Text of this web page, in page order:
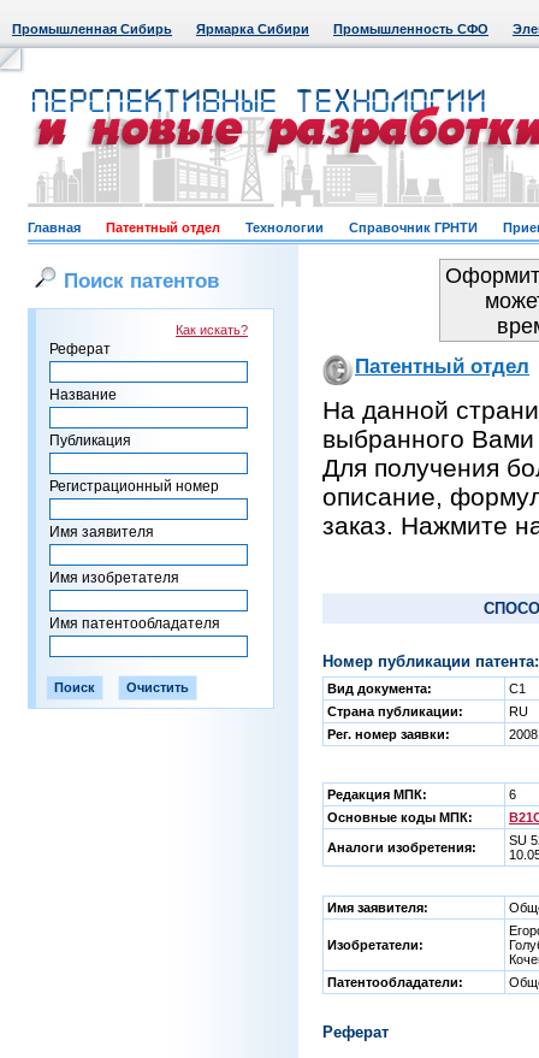
Промышленная Сибирь Ярмарка Сибири Промышленность СФО
Главная Патентный отдел Технологии Справочник ГРНТИ
Поиск патентов
Как искать?
Реферат
Название
Публикация
Регистрационный номер
Имя заявителя
Имя изобретателя
Имя патентообладателя
Патентный отдел
На данной
выбранного Вами
Для получения
описание,
заказ. Нажмите
Номер публикации
Вид документа:
C1
Страна публикации:
RU
Рег. номер заявки:
Редакция МПК:
6
Основные коды МПК:
Аналоги изобретения:
SU
Имя заявителя:
Изобретатели:
Патентообладатели:
Реферат